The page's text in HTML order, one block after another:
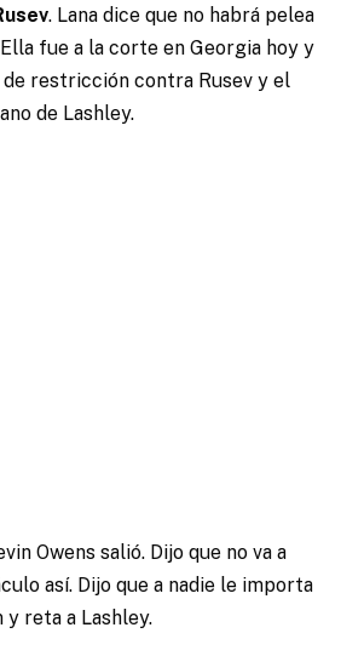
. Lana dice que no habrá pelea
fue a la corte en Georgia hoy y
restricción contra Rusev y el
de Lashley.
Owens salió. Dijo que no va a
así. Dijo que a nadie le importa
reta a Lashley.